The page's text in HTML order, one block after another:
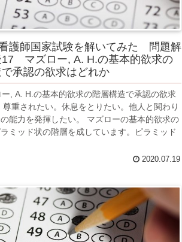
護師国家試験を解いてみた 問題解
マズロー, A. H.の基本的欲求の
承認の欲求はどれか
, A. H.の基本的欲求の階層構造で承認の欲求
尊重されたい。休息をとりたい。他人と関わり
能力を発揮したい。 マズローの基本的欲求の
ミッド状の階層を成しています。ピラミッド
2020.07.19